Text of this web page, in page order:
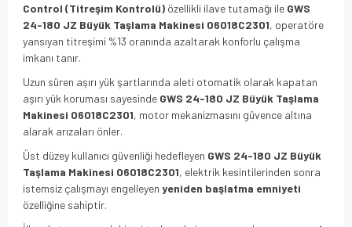
Control (Titreşim Kontrolü) özellikli ilave tutamağı ile GWS
24-180 JZ Büyük Taşlama Makinesi 06018C2301, operatöre
yansıyan titreşimi %13 oranında azaltarak konforlu çalışma
imkanı tanır.
Uzun süren aşırı yük şartlarında aleti otomatik olarak kapatan
aşırı yük koruması sayesinde GWS 24-180 JZ Büyük Taşlama
Makinesi 06018C2301, motor mekanizmasını güvence altına
alarak arızaları önler.
Üst düzey kullanıcı güvenliği hedefleyen GWS 24-180 JZ Büyük
Taşlama Makinesi 06018C2301, elektrik kesintilerinden sonra
istemsiz çalışmayı engelleyen yeniden başlatma emniyeti
özelliğine sahiptir.